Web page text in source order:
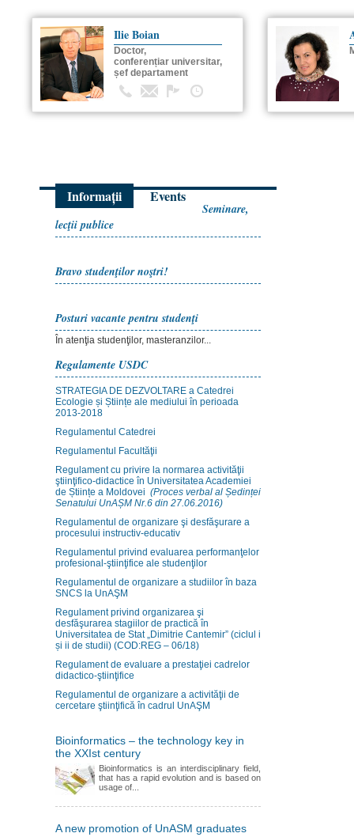
Ilie Boian
Doctor,
conferențiar universitar,
șef departament
Informații Events
Seminare,
lecţii publice
Bravo studenţilor noştri!
Posturi vacante pentru studenţi
În atenţia studenţilor, masteranzilor...
Regulamente USDC
STRATEGIA DE DEZVOLTARE a Catedrei
Ecologie și Științe ale mediului în perioada
2013-2018
Regulamentul Catedrei
Regulamentul Facultăţii
Regulament cu privire la normarea activităţii
ştiinţifico-didactice în Universitatea Academiei
de Științe a Moldovei (Proces verbal al Ședinței
Senatului UnAȘM Nr.6 din 27.06.2016)
Regulamentul de organizare şi desfăşurare a
procesului instructiv-educativ
Regulamentul privind evaluarea performanţelor
profesional-ştiinţifice ale studenţilor
Regulamentul de organizare a studiilor în baza
SNCS la UnAŞM
Regulament privind organizarea şi
desfăşurarea stagiilor de practică în
Universitatea de Stat „Dimitrie Cantemir” (ciclul i
și ii de studii) (COD:REG – 06/18)
Regulament de evaluare a prestaţiei cadrelor
didactico-ştiinţifice
Regulamentul de organizare a activităţii de
cercetare ştiinţifică în cadrul UnAŞM
Bioinformatics – the technology key in
the XXIst century
Bioinformatics is an interdisciplinary field,
that has a rapid evolution and is based on
usage of...
A new promotion of UnASM graduates